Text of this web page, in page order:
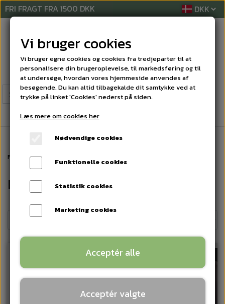
FRI FRAGT FRA 1500 DKK
Forside RENGØRINGSMIDLER
DESINFEKTION
Vi bruger cookies
Vi bruger egne cookies og cookies fra tredjeparter til at
personalisere din brugeroplevelse, til markedsføring og til
at undersøge, hvordan vores hjemmeside anvendes af
besøgende. Du kan altid tilbagekalde dit samtykke ved at
trykke på linket 'Cookies' nederst på siden.
Læs mere om cookies her
Nødvendige cookies
Funktionelle cookies
Statistik cookies
Marketing cookies
Acceptér alle
Acceptér valgte